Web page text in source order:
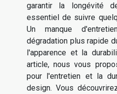
garantir la longévité
essentiel de suivre
Un manque
dégradation plus rapide
l'apparence et la
article, nous vous
pour l'entretien et la
design. Vous